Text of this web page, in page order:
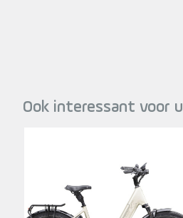
Ook interessant voor u